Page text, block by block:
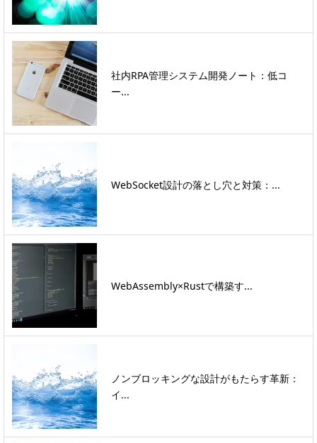
社内RPA管理システム開発ノート：低コ
ー...
WebSocket設計の落とし穴と対策：...
WebAssembly×Rustで構築す...
ノンブロッキングな設計がもたらす革新：
イ...